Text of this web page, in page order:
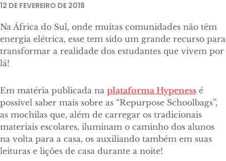
12 DE FEVEREIRO DE 2018
Na África do Sul, onde muitas comunidades não têm
energia elétrica, esse tem sido um grande recurso para
transformar a realidade dos estudantes que vivem por
lá!
Em matéria publicada na plataforma Hypeness é
possível saber mais sobre as “Repurpose Schoolbags”,
as mochilas que, além de carregar os tradicionais
materiais escolares, iluminam o caminho dos alunos
na volta para a casa, os auxiliando também em suas
leituras e lições de casa durante a noite!